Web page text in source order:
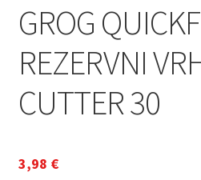
GROG
REZERVNI
CUTTER 30
3,98 €